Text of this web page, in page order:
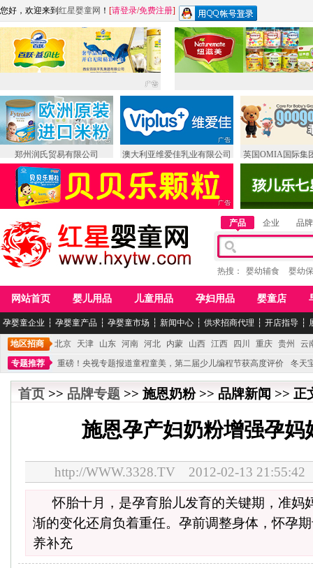
您好，欢迎来到 红星婴童网 ！ [请登录/免费注册]
郑州润氏贸易有限公司 澳大利亚维爱佳乳业有限公司 英国OMIA国际集
产品 企业 品牌
热搜： 婴幼辅食 婴幼
网站首页 婴儿用品 儿童用品 孕妇用品 婴童店
孕婴童企业 ┆ 孕婴童产品 ┆ 孕婴童市场 ┆ 新闻中心 ┆ 供求招商代理 ┆ 开店指导 ┆
地区招商 北京 天津 山东 河南 河北 内蒙 山西 江西 四川 重庆 贵州
云
专题推荐
重磅！央视专题报道童程童美，第二届少儿编程节获高度评价
冬天
不能再单纯地销售产品,而要向增强服务转型,毕竟母婴产品比较特殊。”
妇幼广场
首页 >> 品牌专题 >> 施恩奶粉 >> 品牌新闻 >> 正
施恩孕产妇奶粉增强孕妈
http://WWW.3328.TV 2012-02-13
怀胎十月，是孕育胎儿发育的关键期，准妈
渐的变化还肩负着重任。孕前调整身体，怀孕
养补充